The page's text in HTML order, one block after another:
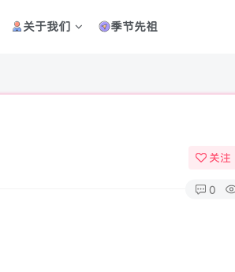
关于我们 季节先祖
关注
0